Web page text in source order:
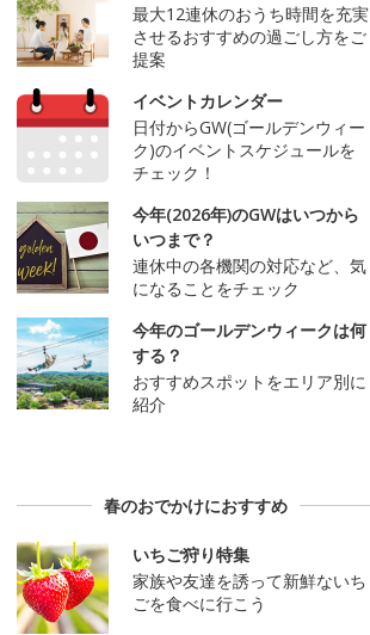
最大12連休のおうち時間を充実
させるおすすめの過ごし方をご
提案
イベントカレンダー
日付からGW(ゴールデンウィー
ク)のイベントスケジュールを
チェック！
今年(2026年)のGWはいつから
いつまで？
連休中の各機関の対応など、気
になることをチェック
今年のゴールデンウィークは何
する？
おすすめスポットをエリア別に
紹介
春のおでかけにおすすめ
いちご狩り特集
家族や友達を誘って新鮮ないち
ごを食べに行こう